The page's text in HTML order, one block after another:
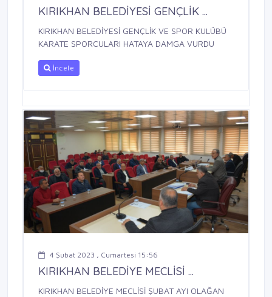
KIRIKHAN BELEDİYESİ GENÇLİK ...
KIRIKHAN BELEDİYESİ GENÇLİK VE SPOR KULÜBÜ
KARATE SPORCULARI HATAYA DAMGA VURDU
İncele
4 Şubat 2023 , Cumartesi 15:56
KIRIKHAN BELEDİYE MECLİSİ ...
KIRIKHAN BELEDİYE MECLİSİ ŞUBAT AYI OLAĞAN